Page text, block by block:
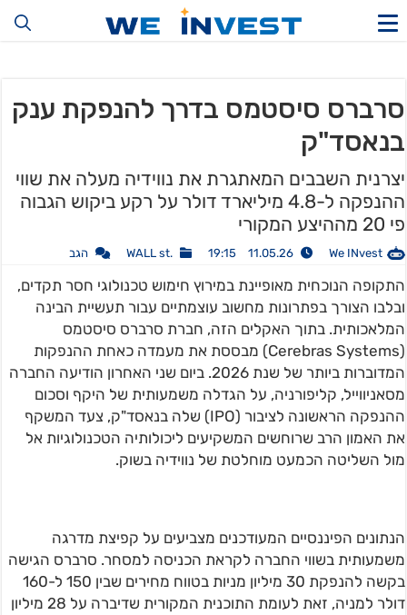
סרברס סיסטמס בדרך להנפקת ענק
בנאסד"ק
יצרנית השבבים המאתגרת את נווידיה מעלה את שווי
ההנפקה ל-4.8 מיליארד דולר על רקע ביקוש הגבוה
פי 20 מההיצע המקורי
We INvest
11.05.26 19:15
.WALL st הגב
התקופה הנוכחית מאופיינת במירוץ חימוש טכנולוגי חסר תקדים,
ובלבו הצורך בפתרונות מחשוב עוצמתיים עבור תעשיית הבינה
המלאכותית. בתוך האקלים הזה, חברת סרברס סיסטמס
(Cerebras Systems) מבססת את מעמדה כאחת ההנפקות
המדוברות ביותר של שנת 2026. ביום שני האחרון הודיעה החברה
מסאניווייל, קליפורניה, על הגדלה משמעותית של היקף וסכום
ההנפקה הראשונה לציבור (IPO) שלה בנאסד"ק, צעד המשקף
את האמון הרב שרוחשים המשקיעים ליכולותיה הטכנולוגיות אל
מול השליטה הכמעט מוחלטת של נווידיה בשוק.
הנתונים הפיננסיים המעודכנים מצביעים על קפיצת מדרגה
משמעותית בשווי החברה לקראת הכניסה למסחר. סרברס הגישה
בקשה להנפקת 30 מיליון מניות בטווח מחירים שבין 150 ל-160
דולר למניה, זאת לעומת התוכנית המקורית שדיברה על 28 מיליון